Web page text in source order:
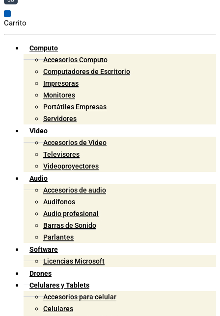
Carrito
Computo
Accesorios Computo
Computadores de Escritorio
Impresoras
Monitores
Portátiles Empresas
Servidores
Video
Accesorios de Video
Televisores
Videoproyectores
Audio
Accesorios de audio
Audífonos
Audio profesional
Barras de Sonido
Parlantes
Software
Licencias Microsoft
Drones
Celulares y Tablets
Accesorios para celular
Celulares